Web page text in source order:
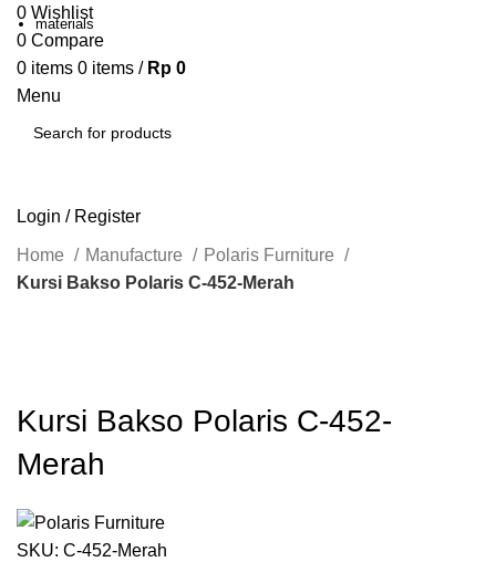
0 Wishlist
0 Compare
0 items 0 items / Rp 0
Menu
Login / Register
Home Manufacture
Polaris Furniture
Kursi Bakso Polaris C-452-Merah
Kursi Bakso Polaris C-452-
Merah
SKU: C-452-Merah
materials